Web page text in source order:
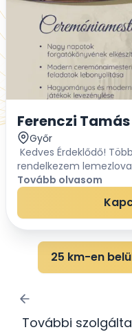
Ferenczi
Győr
Kedves Érdeklődő!
rendelkezem
esküvőkön is zenélek.
napjainkig a
Tovább olvasom
25 km-en
További